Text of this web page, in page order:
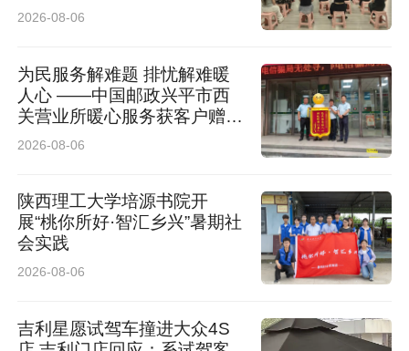
2026-08-06
为民服务解难题 排忧解难暖
人心 ——中国邮政兴平市西
关营业所暖心服务获客户赠送
锦旗
2026-08-06
陕西理工大学培源书院开
展“桃你所好·智汇乡兴”暑期社
会实践
2026-08-06
吉利星愿试驾车撞进大众4S